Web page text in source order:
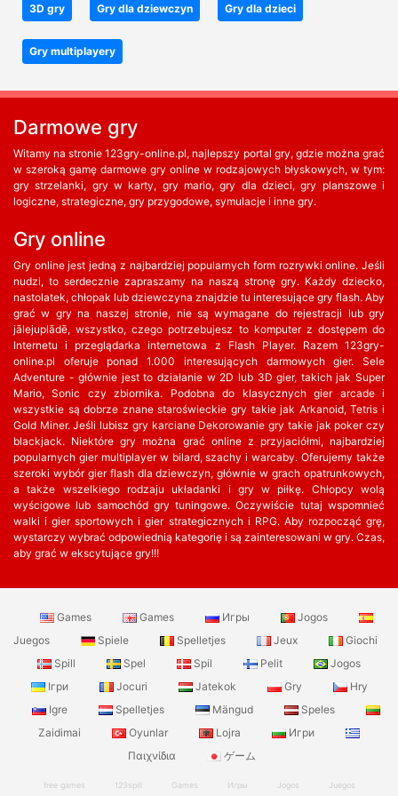
3D gry Gry dla dziewczyn Gry dla dzieci
Gry multiplayery
Darmowe gry
Witamy na stronie 123gry-online.pl, najlepszy portal gry, gdzie można grać
w szeroką gamę darmowe gry online w rodzajowych błyskowych, w tym:
gry strzelanki, gry w karty, gry mario, gry dla dzieci, gry planszowe i
logiczne, strategiczne, gry przygodowe, symulacje i inne gry.
Gry online
Gry online jest jedną z najbardziej popularnych form rozrywki online. Jeśli
nudzi, to serdecznie zapraszamy na naszą stronę gry. Każdy dziecko,
nastolatek, chłopak lub dziewczyna znajdzie tu interesujące gry flash. Aby
grać w gry na naszej stronie, nie są wymagane do rejestracji lub gry
jālejuplādē, wszystko, czego potrzebujesz to komputer z dostępem do
Internetu i przeglądarka internetowa z Flash Player. Razem 123gry-
online.pl oferuje ponad 1.000 interesujących darmowych gier. Sele
Adventure - głównie jest to działanie w 2D lub 3D gier, takich jak Super
Mario, Sonic czy zbiornika. Podobna do klasycznych gier arcade i
wszystkie są dobrze znane staroświeckie gry takie jak Arkanoid, Tetris i
Gold Miner. Jeśli lubisz gry karciane Dekorowanie gry takie jak poker czy
blackjack. Niektóre gry można grać online z przyjaciółmi, najbardziej
popularnych gier multiplayer w bilard, szachy i warcaby. Oferujemy także
szeroki wybór gier flash dla dziewczyn, głównie w grach opatrunkowych,
a także wszelkiego rodzaju układanki i gry w piłkę. Chłopcy wolą
wyścigowe lub samochód gry tuningowe. Oczywiście tutaj wspomnieć
walki i gier sportowych i gier strategicznych i RPG. Aby rozpocząć grę,
wystarczy wybrać odpowiednią kategorię i są zainteresowani w gry. Czas,
aby grać w ekscytujące gry!!!
Games Games Игры
Jogos
Juegos
Spiele Spelletjes Jeux
Giochi
Spill
Spel Spil Pelit
Jogos
Ігри
Jocuri Jatekok Gry
Hry
Igre
Spelletjes Mängud
Speles
Zaidimai
Oyunlar Lojra
Игри
Παιχνίδια
ゲーム
free games 123spill Games Игры Jogos Juegos